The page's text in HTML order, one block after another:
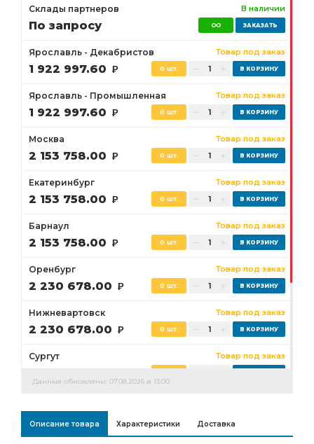
Склады партнеров В наличии
По запросу
Ярославль - Декабристов Товар под заказ
1 922 997.60 Р 0 шт.
Ярославль - Промышленная Товар под заказ
1 922 997.60 Р 0 шт.
Москва Товар под заказ
2 153 758.00 Р 0 шт.
Екатеринбург Товар под заказ
2 153 758.00 Р 0 шт.
Барнаул Товар под заказ
2 153 758.00 Р 0 шт.
Оренбург Товар под заказ
2 230 678.00 Р 0 шт.
Нижневартовск Товар под заказ
2 230 678.00 Р 0 шт.
Сургут Товар под заказ
Данные обновлены: 07.08.2026 в 13:00
Описание товара Характеристики Доставка